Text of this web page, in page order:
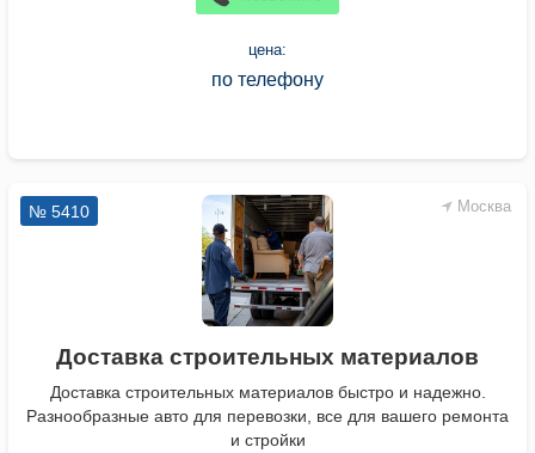
цена:
по телефону
Москва
№ 5410
Доставка строительных материалов
Доставка строительных материалов быстро и надежно.
Разнообразные авто для перевозки, все для вашего ремонта
и стройки